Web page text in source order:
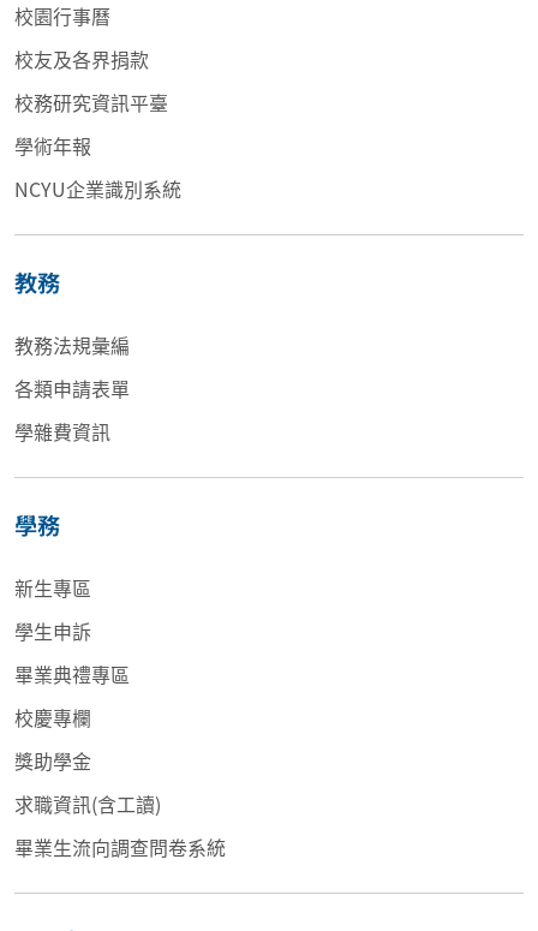
校園行事曆
校友及各界捐款
校務研究資訊平臺
學術年報
NCYU企業識別系統
教務
教務法規彙編
各類申請表單
學雜費資訊
學務
新生專區
學生申訴
畢業典禮專區
校慶專欄
獎助學金
求職資訊(含工讀)
畢業生流向調查問卷系統